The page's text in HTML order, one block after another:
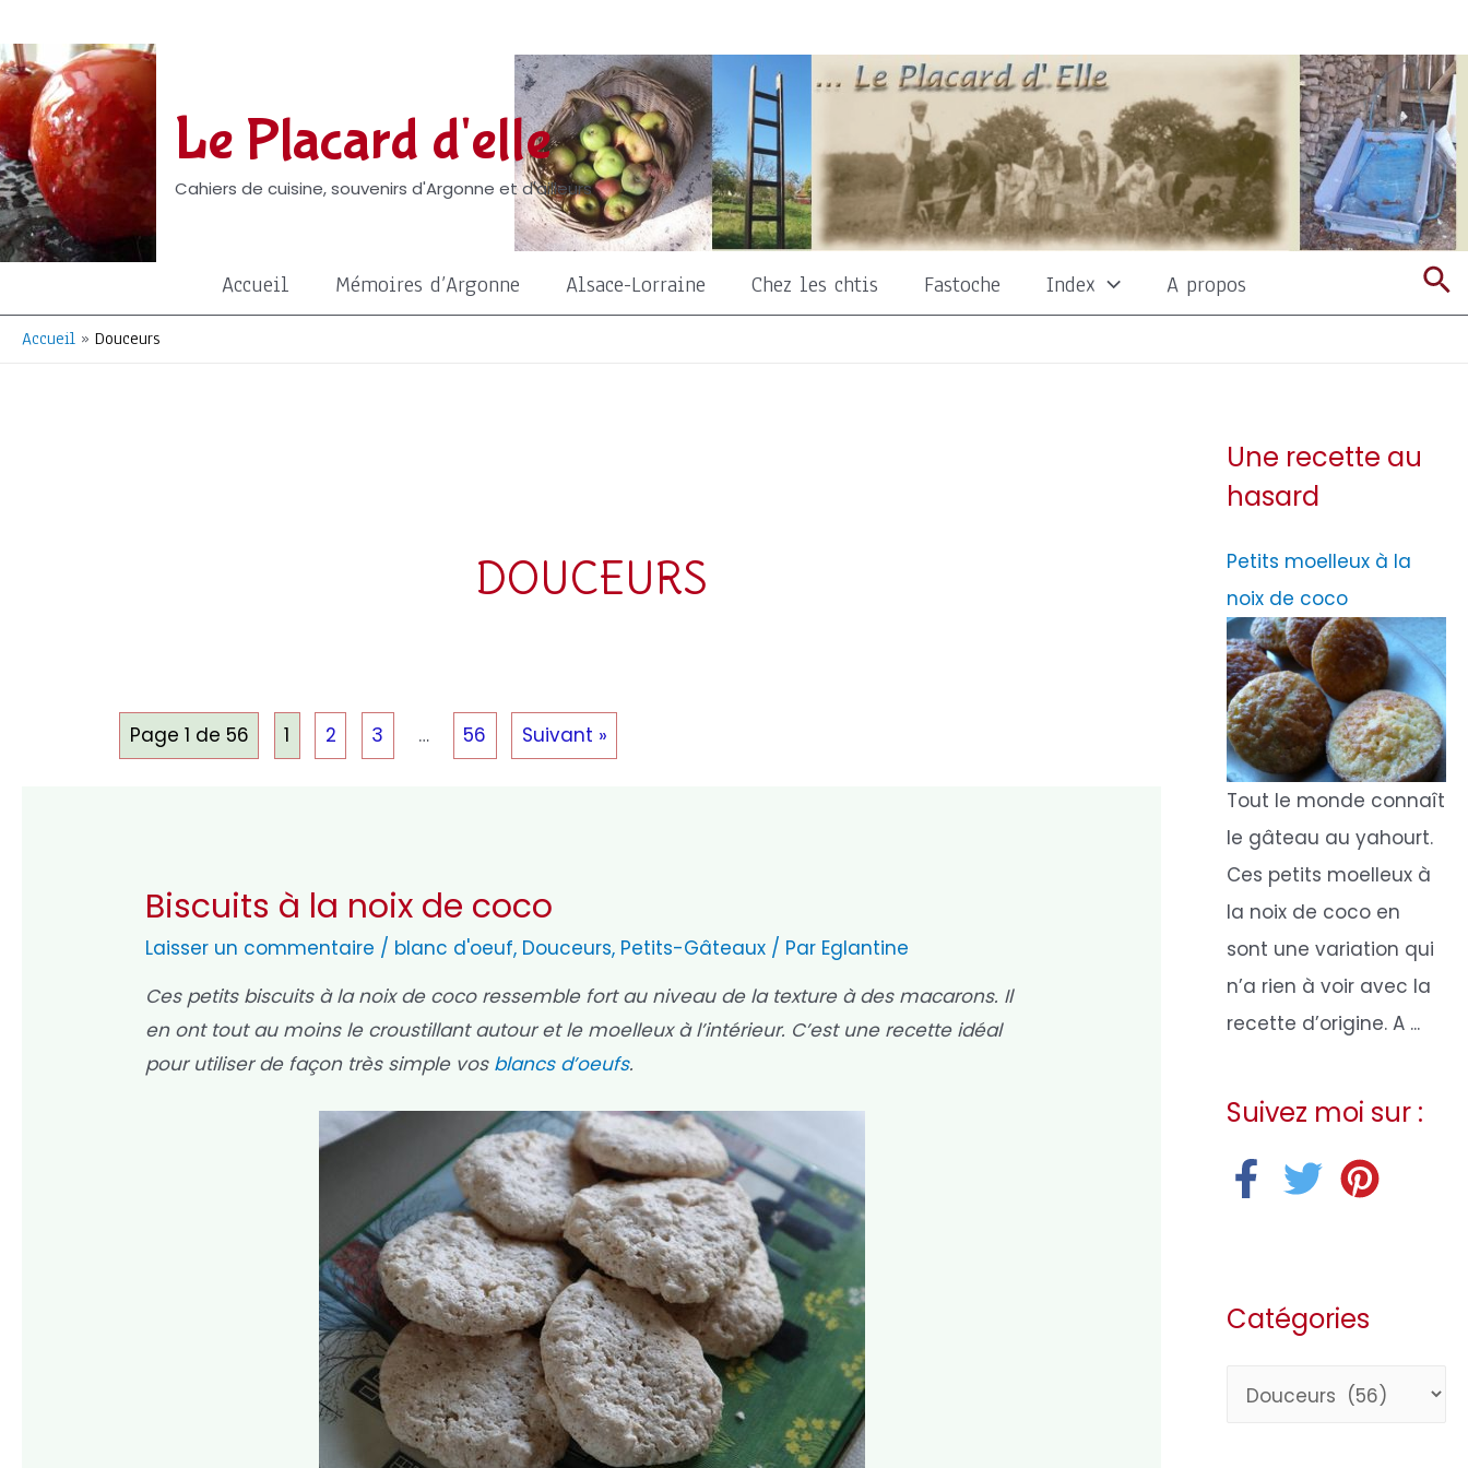
au
contenu
Le Placard d'elle
Cahiers de cuisine, souvenirs d'Argonne et d'ailleurs
Accueil Mémoires d’Argonne Alsace-Lorraine Chez les chtis Fastoche Index A propos
Accueil Douceurs
DOUCEURS
Page 1 de 56 1 2 3 … 56 Suivant »
Biscuits à la noix de coco
Laisser un commentaire / blanc d'oeuf, Douceurs, Petits-Gâteaux / Par Eglantine
Ces petits biscuits à la noix de coco ressemble fort au niveau de la texture à des macarons. Il
en ont tout au moins le croustillant autour et le moelleux à l’intérieur. C’est une recette idéal
pour utiliser de façon très simple vos blancs d’oeufs.
Une recette au
hasard
Petits moelleux à la
noix de coco
Tout le monde connaît
le gâteau au yahourt.
Ces petits moelleux à
la noix de coco en
sont une variation qui
n’a rien à voir avec la
recette d’origine. A ...
Suivez moi sur :
Catégories